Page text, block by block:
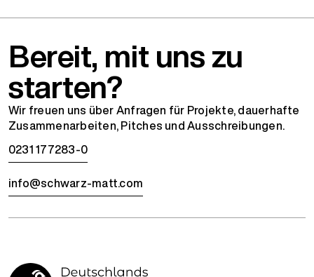
Bereit, mit uns zu
starten?
Wir freuen uns über Anfragen für Projekte, dauerhafte
Zusammenarbeiten, Pitches und Ausschreibungen.
0231 177283-0
info@schwarz-matt.com